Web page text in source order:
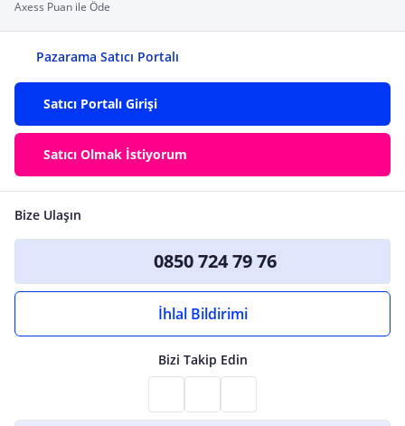
Axess Puan ile Öde
Pazarama Satıcı Portalı
Satıcı Portalı Girişi
Satıcı Olmak İstiyorum
Bize Ulaşın
0850 724 79 76
İhlal Bildirimi
Bizi Takip Edin